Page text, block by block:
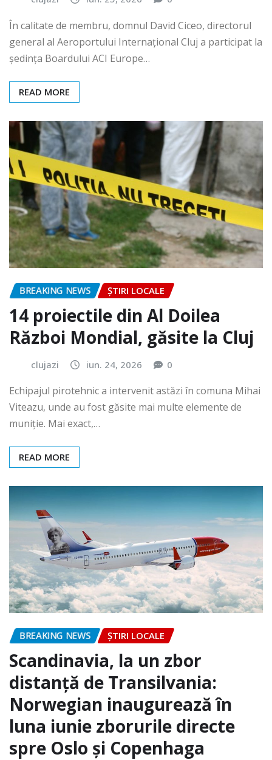
În calitate de membru, domnul David Ciceo, directorul
general al Aeroportului Internațional Cluj a participat la
ședința Boardului ACI Europe…
READ MORE
BREAKING NEWS ȘTIRI LOCALE
14 proiectile din Al Doilea
Război Mondial, găsite la Cluj
clujazi iun. 24, 2026 0
Echipajul pirotehnic a intervenit astăzi în comuna Mihai
Viteazu, unde au fost găsite mai multe elemente de
muniție. Mai exact,…
READ MORE
BREAKING NEWS ȘTIRI LOCALE
Scandinavia, la un zbor
distanță de Transilvania:
Norwegian inaugurează în
luna iunie zborurile directe
spre Oslo și Copenhaga